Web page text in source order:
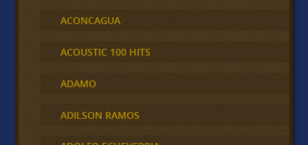
ACONCAGUA
ACOUSTIC 100 HITS
ADAMO
ADILSON RAMOS